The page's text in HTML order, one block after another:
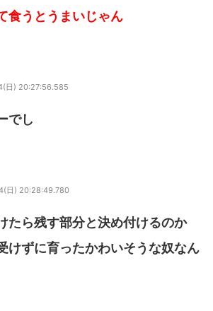
食うとうまいじゃん
日) 20:27:56.585
でし
日) 20:28:49.780
たら残す部分と決め付けるのか
けずに育ったかわいそうな奴なん